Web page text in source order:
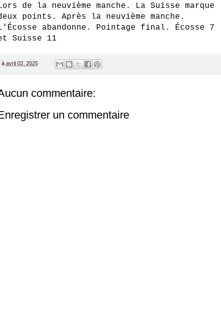
de la neuvième manche. La Suisse marque
points. Après la neuvième manche.
abandonne. Pointage final. Écosse 7
Suisse 11
à avril 02, 2025
commentaire:
un commentaire